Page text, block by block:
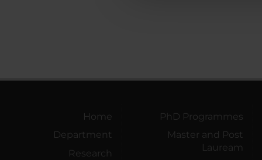
Home
Department
Research
PhD Programmes
Master and Post
Lauream